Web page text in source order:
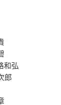
和弘
郎